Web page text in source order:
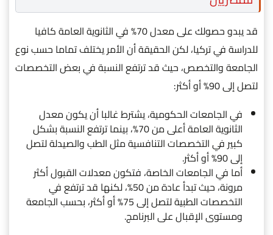
قد يبدو حصولك على معدل 70% في الثانوية العامة كافيا
للدراسة في تركيا، لكن الحقيقة أن الأمر يختلف تماما حسب نوع
الجامعة والتخصص، حيث قد ترتفع النسبة في بعض التخصصات
لتصل إلى 90% أو أكثر:
في الجامعات الحكومية، يشترط غالبا أن يكون معدل
الثانوية العامة أعلى من 70%، بينما ترتفع النسبة بشكل
كبير في التخصصات التنافسية مثل الطب والصيدلة لتصل
إلى 90% أو أكثر.
أما في الجامعات الخاصة، فتكون معدلات القبول أكثر
مرونة، حيث تبدأ عادة من 50%، لكنها قد ترتفع في
التخصصات الطبية لتصل إلى 75% أو أكثر، بحسب الجامعة
ومستوى الإقبال على البرنامج.